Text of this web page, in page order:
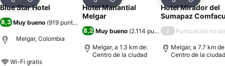
CompartirAgregar a favoritos
Blue Star Hotel
8,3 Muy bueno (919 puntuaciones)
Melgar, Colombia
Wi-Fi gratis
CompartirAgregar a favoritos
Hotel Manantial
Melgar
8,2 Muy bueno (2.114 puntuaciones)
Melgar, a 1.3 km de:
Centro de la ciudad
CompartirAgregar
Hotel Mirador del
Sumapaz
/ Puntuación no
Melgar, a 7.7 km
Centro de la ciudad